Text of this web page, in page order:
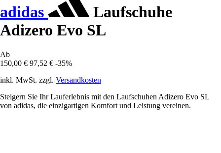
adidas
Laufschuhe
Adizero Evo SL
Ab
150,00 € 97,52 € -35%
inkl. MwSt. zzgl. Versandkosten
Steigern Sie Ihr Lauferlebnis mit den Laufschuhen Adizero Evo SL
von adidas, die einzigartigen Komfort und Leistung vereinen.